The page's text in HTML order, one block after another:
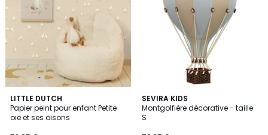
LITTLE DUTCH
Papier peint pour enfant Petite
oie et ses oisons
5
/
5
SEVIRA KIDS
Montgolfière décorative - taille
S